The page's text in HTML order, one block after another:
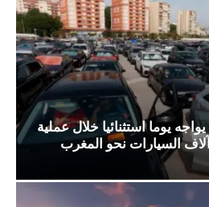
يوما استثنائيا خلال عملية